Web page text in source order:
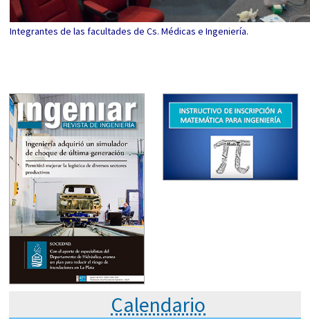
Integrantes de las facultades de Cs. Médicas e Ingeniería.
Calendario